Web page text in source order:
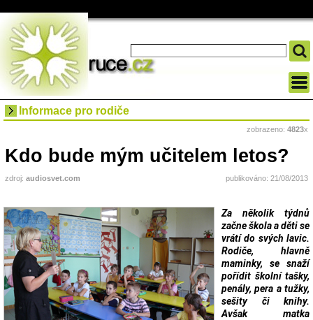
Informace pro rodiče
zobrazeno: 4823x
Kdo bude mým učitelem letos?
zdroj: audiosvet.com publikováno: 21/08/2013
Za několik týdnů
začne škola a děti se
vrátí do svých lavic.
Rodiče, hlavně
maminky, se snaží
pořídit školní tašky,
penály, pera a tužky,
sešity či knihy.
Avšak matka